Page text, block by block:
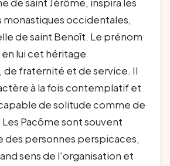
de saint Jérôme, inspira les
monastiques occidentales,
de saint Benoît. Le prénom
lui cet héritage
de fraternité et de service. Il
à la fois contemplatif et
de solitude comme de
Pacôme sont souvent
des personnes perspicaces,
sens de l'organisation et